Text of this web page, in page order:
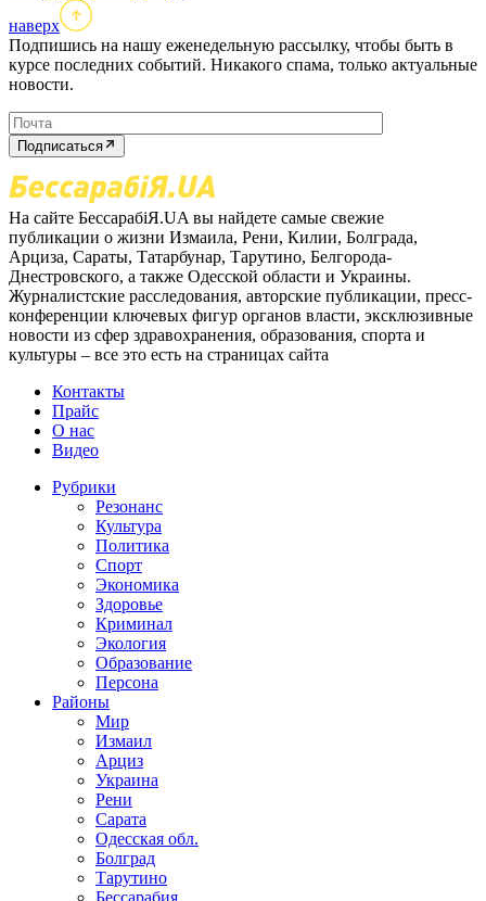
наверх
Подпишись на нашу еженедельную рассылку, чтобы быть в
курсе последних событий. Никакого спама, только актуальные
новости.
Подписаться
На сайте БессарабіЯ.UA вы найдете самые свежие
публикации о жизни Измаила, Рени, Килии, Болграда,
Арциза, Сараты, Татарбунар, Тарутино, Белгорода-
Днестровского, а также Одесской области и Украины.
Журналистские расследования, авторские публикации, пресс-
конференции ключевых фигур органов власти, эксклюзивные
новости из сфер здравохранения, образования, спорта и
культуры – все это есть на страницах сайта
Контакты
Прайс
О нас
Видео
Рубрики
Резонанс
Культура
Политика
Спорт
Экономика
Здоровье
Криминал
Экология
Образование
Персона
Районы
Мир
Измаил
Арциз
Украина
Рени
Сарата
Одесская обл.
Болград
Тарутино